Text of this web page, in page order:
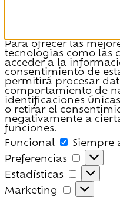
Para ofrecer las
tecnologías como las
acceder a la
consentimiento de
permitirá procesar
comportamiento de
identificaciones
o retirar el
negativamente a
funciones.
Funcional
Funcional
Siempre
Preferencias
Estadísticas
Marketing